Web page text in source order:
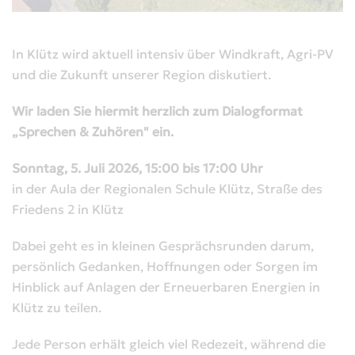
In Klütz wird aktuell intensiv über Windkraft, Agri-PV
und die Zukunft unserer Region diskutiert.
Wir laden Sie hiermit herzlich zum Dialogformat
„Sprechen & Zuhören" ein.
Sonntag, 5. Juli 2026, 15:00 bis 17:00 Uhr
in der Aula der Regionalen Schule Klütz, Straße des
Friedens 2 in Klütz
Dabei geht es in kleinen Gesprächsrunden darum,
persönlich Gedanken, Hoffnungen oder Sorgen im
Hinblick auf Anlagen der Erneuerbaren Energien in
Klütz zu teilen.
Jede Person erhält gleich viel Redezeit, während die